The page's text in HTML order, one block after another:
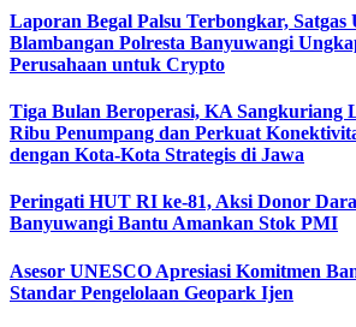
Laporan Begal Palsu Terbongkar, Satgas
Blambangan Polresta Banyuwangi
Perusahaan untuk Crypto
Tiga Bulan Beroperasi, KA Sangkuriang
Ribu Penumpang dan Perkuat
dengan Kota-Kota Strategis di Jawa
Peringati HUT RI ke-81, Aksi Donor
Banyuwangi Bantu Amankan Stok PMI
Asesor UNESCO Apresiasi Komitmen
Standar Pengelolaan Geopark Ijen